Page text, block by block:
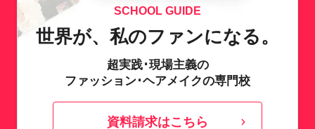
SCHOOL GUIDE
世界が、私のファンになる。
超実践･現場主義の
ファッション･ヘアメイクの専門校
資料請求はこちら